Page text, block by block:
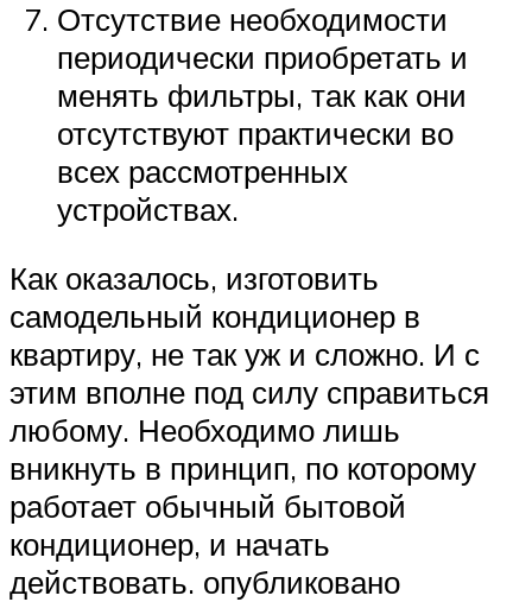
Отсутствие необходимости
периодически приобретать и
менять фильтры, так как они
отсутствуют практически во
всех рассмотренных
устройствах.
Как оказалось, изготовить
самодельный кондиционер в
квартиру, не так уж и сложно. И с
этим вполне под силу справиться
любому. Необходимо лишь
вникнуть в принцип, по которому
работает обычный бытовой
кондиционер, и начать
действовать. опубликовано